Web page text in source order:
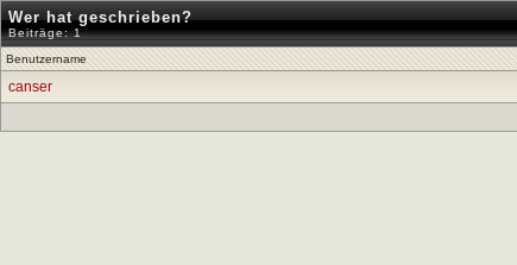
Wer hat geschrieben?
Beiträge: 1
Benutzername
canser